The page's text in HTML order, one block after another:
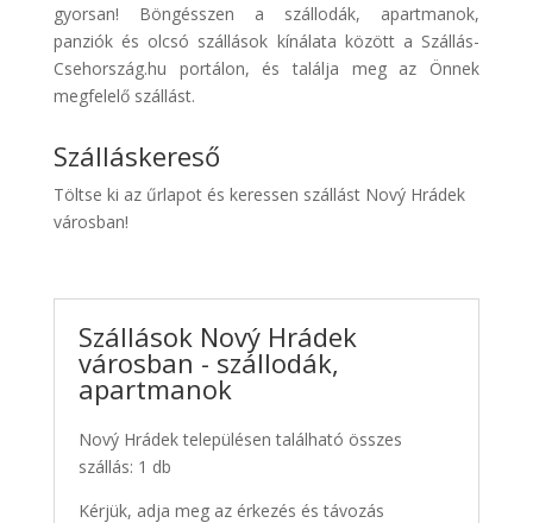
Discover
Cars
Transzfer
Kiwi
Taxi
gyorsan! Böngésszen a szállodák, apartmanok,
panziók és olcsó szállások kínálata között a Szállás-
Csehország.hu portálon, és találja meg az Önnek
megfelelő szállást.
Szálláskereső
Töltse ki az űrlapot és keressen szállást Nový Hrádek
városban!
Szállások Nový Hrádek
városban - szállodák,
apartmanok
Nový Hrádek településen található összes
szállás: 1 db
Kérjük, adja meg az érkezés és távozás